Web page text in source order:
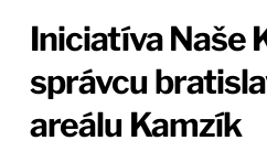
Iniciatíva Naše
správcu
areálu Kamzík